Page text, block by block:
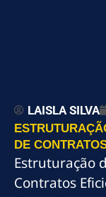
LAISLA SILVA
DE
Estruturação
Contratos